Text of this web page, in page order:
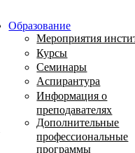
Образование
Мероприятия
Курсы
Семинары
Аспирантура
Информация о
преподавателях
Дополнительные
профессиональные
программы